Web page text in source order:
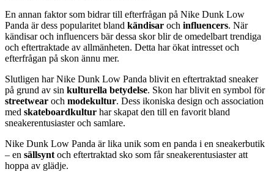
En annan faktor som bidrar till efterfrågan på Nike Dunk Low
Panda är dess popularitet bland kändisar och influencers. När
kändisar och influencers bär dessa skor blir de omedelbart trendiga
och eftertraktade av allmänheten. Detta har ökat intresset och
efterfrågan på skon ännu mer.
Slutligen har Nike Dunk Low Panda blivit en eftertraktad sneaker
på grund av sin kulturella betydelse. Skon har blivit en symbol för
streetwear och modekultur. Dess ikoniska design och association
med skateboardkultur har skapat den till en favorit bland
sneakerentusiaster och samlare.
Nike Dunk Low Panda är lika unik som en panda i en sneakerbutik
– en sällsynt och eftertraktad sko som får sneakerentusiaster att
hoppa av glädje.